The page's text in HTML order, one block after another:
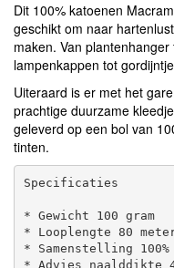
Dit 100% katoenen
geschikt om naar
maken. Van
lampenkappen tot
Uiteraard is er met het
prachtige duurzame
geleverd op een bol van
tinten.
Specificaties
* Gewicht 100 gram
* Looplengte 80
* Samenstelling 100%